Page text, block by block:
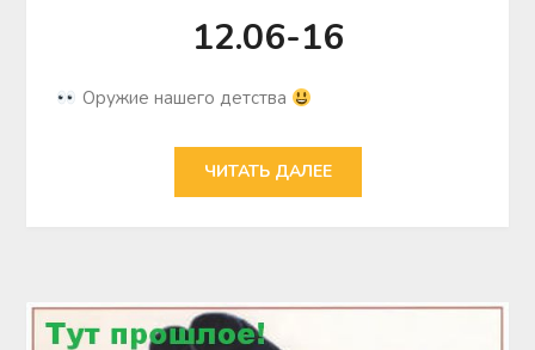
12.06-16
Оружие нашего детства
ЧИТАТЬ ДАЛЕЕ